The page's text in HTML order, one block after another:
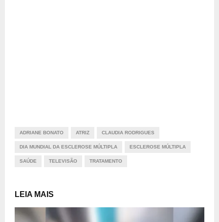
ADRIANE BONATO ATRIZ CLAUDIA RODRIGUES
DIA MUNDIAL DA ESCLEROSE MÚLTIPLA ESCLEROSE MÚLTIPLA
SAÚDE TELEVISÃO TRATAMENTO
LEIA MAIS